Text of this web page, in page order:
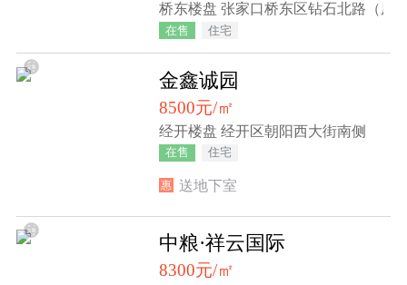
桥东楼盘 张家口桥东区钻石北路（原
在售 住宅
金鑫诚园
8500元/㎡
经开楼盘 经开区朝阳西大街南侧
在售 住宅
惠 送地下室
中粮·祥云国际
8300元/㎡